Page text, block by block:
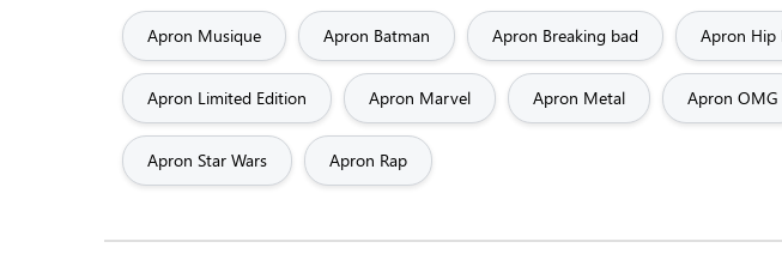
Apron Musique Apron Batman Apron Breaking bad Apron Hip
Apron Limited Edition Apron Marvel Apron Metal Apron OMG
Apron Star Wars Apron Rap